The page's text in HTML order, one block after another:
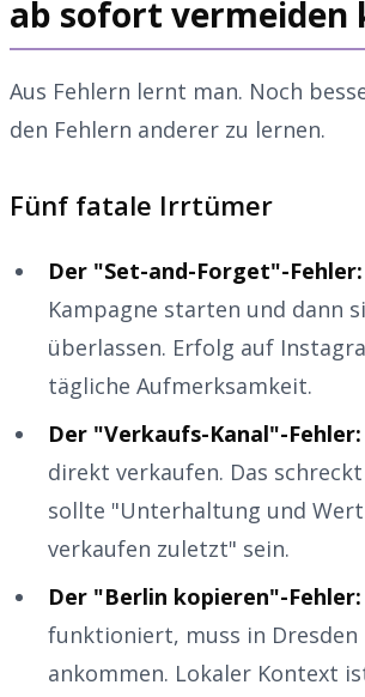
ab sofort vermeiden
Aus Fehlern lernt man. Noch
den Fehlern anderer zu lernen.
Fünf fatale Irrtümer
Der "Set-and-Forget"-Fehler:
Kampagne starten und dann
überlassen. Erfolg auf
tägliche Aufmerksamkeit.
Der "Verkaufs-Kanal"-Fehler:
direkt verkaufen. Das
sollte "Unterhaltung und
verkaufen zuletzt" sein.
Der "Berlin kopieren"-Fehler:
funktioniert, muss in Dresden
ankommen. Lokaler Kontext